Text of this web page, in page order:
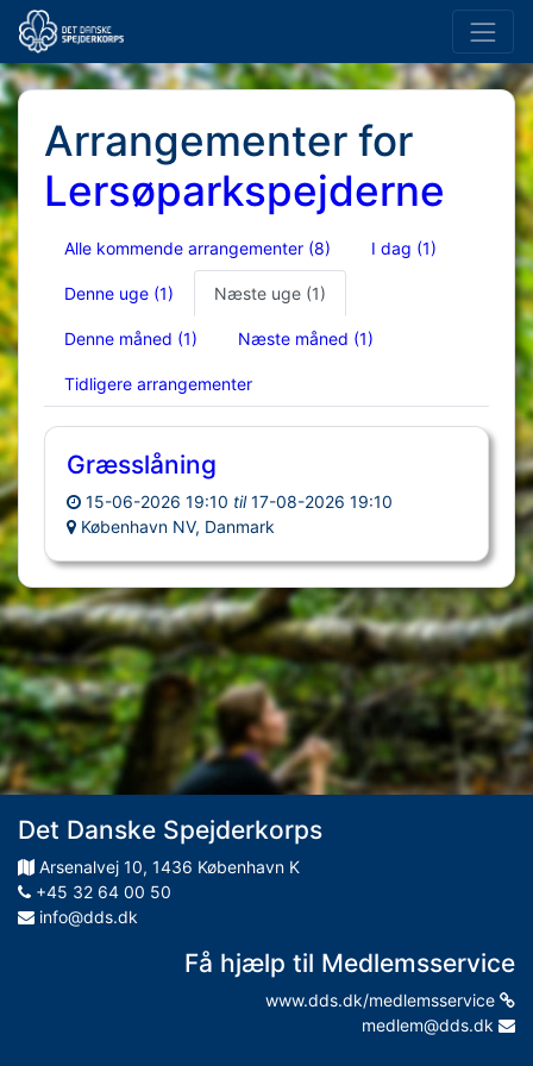
Arrangementer for
Lersøparkspejderne
Alle kommende arrangementer (8) I dag (1)
Denne uge (1) Næste uge (1)
Denne måned (1) Næste måned (1)
Tidligere arrangementer
Græsslåning
15-06-2026 19:10 til 17-08-2026 19:10
København NV, Danmark
Det Danske Spejderkorps
Arsenalvej 10, 1436 København K
+45 32 64 00 50
info@dds.dk
Få hjælp til Medlemsservice
www.dds.dk/medlemsservice
medlem@dds.dk